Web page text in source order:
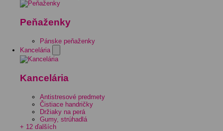
Peňaženky
Pánske peňaženky
Kancelária
Kancelária
Antistresové predmety
Čistiace handričky
Držiaky na perá
Gumy, strúhadlá
+ 12 ďalších